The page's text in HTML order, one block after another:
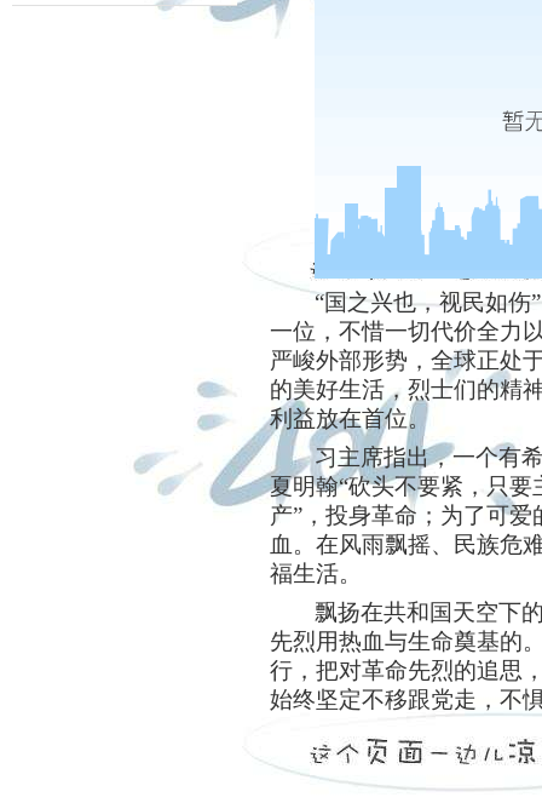
“国之兴也，视民如
一位，不惜一切代价全力
严峻外部形势，全球正处
的美好生活，烈士们的精
利益放在首位。
习主席指出，一个有
夏明翰“砍头不要紧，只
产”，投身革命；为了可
血。在风雨飘摇、民族危
福生活。
飘扬在共和国天空下
先烈用热血与生命奠基的
行，把对革命先烈的追思
始终坚定不移跟党走，不